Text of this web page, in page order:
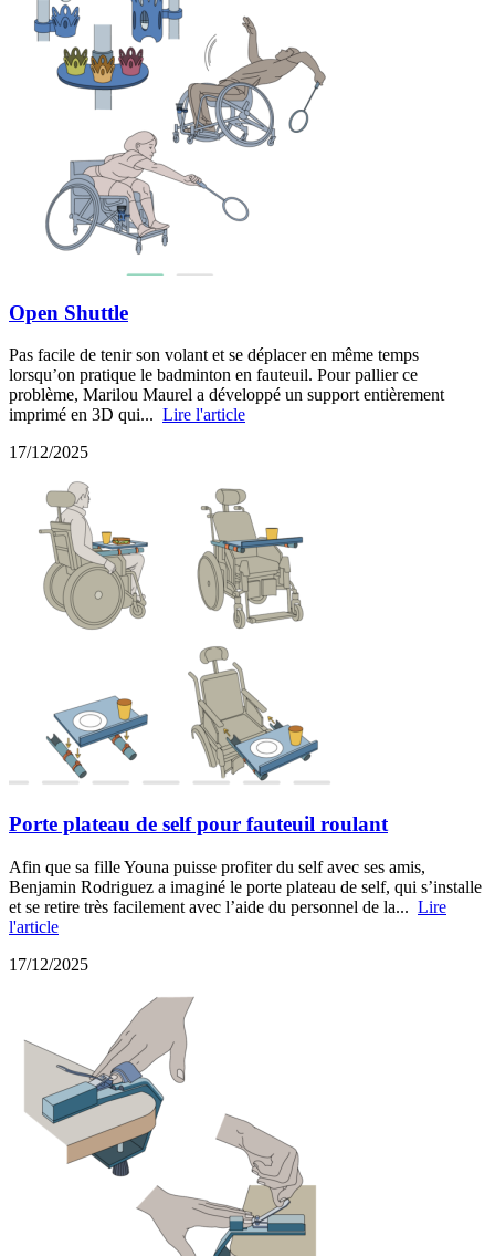
Open Shuttle
Pas facile de tenir son volant et se déplacer en même temps
lorsqu’on pratique le badminton en fauteuil. Pour pallier ce
problème, Marilou Maurel a développé un support entièrement
imprimé en 3D qui... Lire l'article
17/12/2025
Porte plateau de self pour fauteuil roulant
Afin que sa fille Youna puisse profiter du self avec ses amis,
Benjamin Rodriguez a imaginé le porte plateau de self, qui s’installe
et se retire très facilement avec l’aide du personnel de la... Lire
l'article
17/12/2025